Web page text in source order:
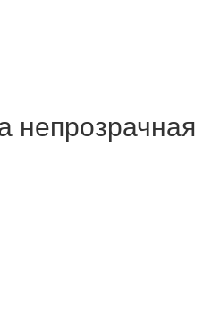
непрозрачная